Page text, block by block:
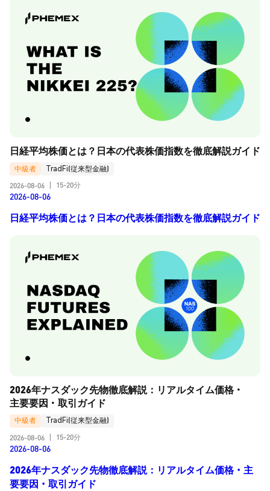
日経平均株価とは？日本の代表株価指数を徹底解説ガイド
中級者
TradFi(従来型金融)
2026-08-06
15-20分
2026-08-06
日経平均株価とは？日本の代表株価指数を徹底解説ガイド
2026年ナスダック先物徹底解説：リアルタイム価格・
主要要因・取引ガイド
中級者
TradFi(従来型金融)
2026-08-06
15-20分
2026-08-06
2026年ナスダック先物徹底解説：リアルタイム価格・主
要要因・取引ガイド